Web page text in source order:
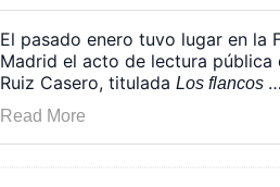
El pasado enero tuvo lugar en la
Madrid el acto de lectura
Ruiz Casero, titulada Los flancos
Read More